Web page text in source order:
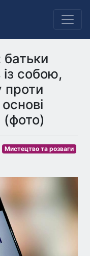
батьки
собою,
проти
(фото)
Мистецтво та розваги